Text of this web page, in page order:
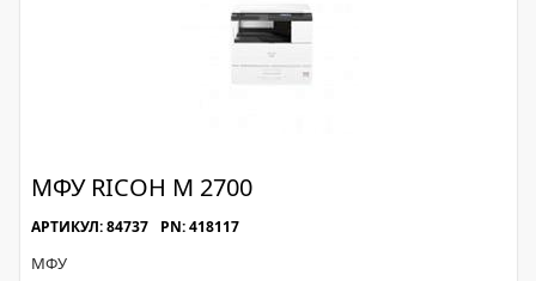
МФУ RICOH M 2700
АРТИКУЛ: 84737 PN: 418117
МФУ